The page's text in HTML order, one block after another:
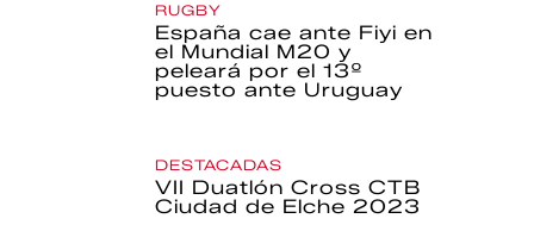
RUGBY
España cae ante Fiyi en
el Mundial M20 y
peleará por el 13º
puesto ante Uruguay
DESTACADAS
VII Duatlón Cross CTB
Ciudad de Elche 2023